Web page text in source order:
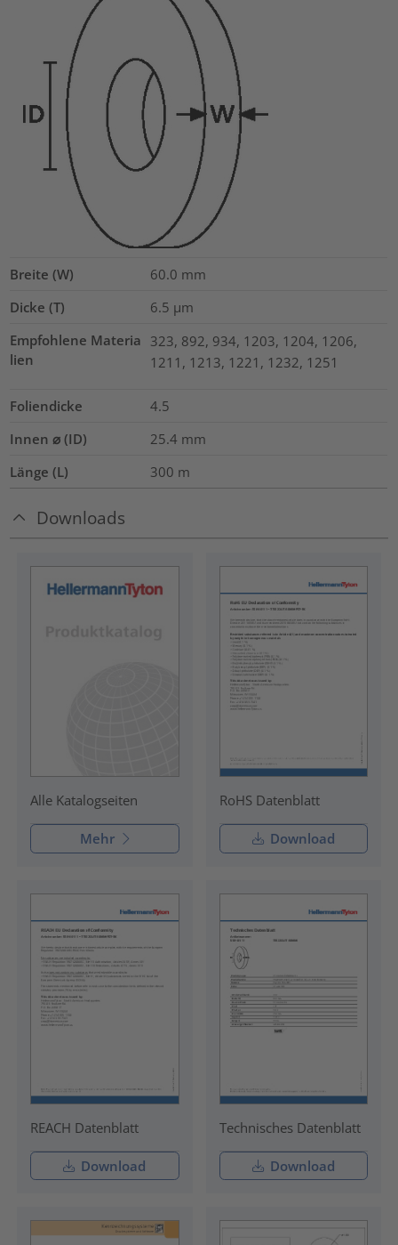
Breite (W) 60.0 mm
Dicke (T)
6.5 µm
Empfohlene Materia
lien
323, 892, 934, 1203, 1204, 1206,
1211, 1213, 1221, 1232, 1251
Foliendicke
4.5
Innen ⌀ (ID)
25.4 mm
Länge (L)
300 m
Downloads
Alle Katalogseiten
Mehr
RoHS Datenblatt
Download
REACH Datenblatt
Download
Technisches Datenblatt
Download